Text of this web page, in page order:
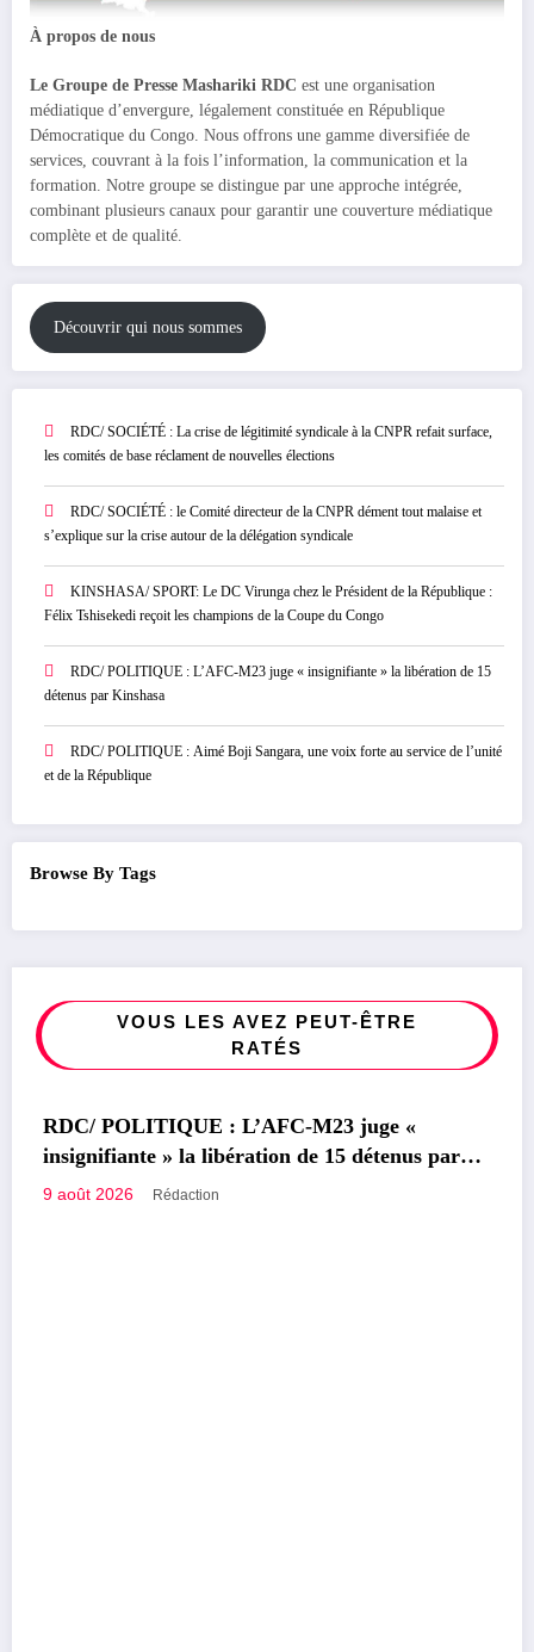
À propos de nous
Le Groupe de Presse Mashariki RDC est une organisation
médiatique d’envergure, légalement constituée en République
Démocratique du Congo. Nous offrons une gamme diversifiée de
services, couvrant à la fois l’information, la communication et la
formation. Notre groupe se distingue par une approche intégrée,
combinant plusieurs canaux pour garantir une couverture médiatique
complète et de qualité.
Découvrir qui nous sommes
RDC/ SOCIÉTÉ : La crise de légitimité syndicale à la CNPR refait surface,
les comités de base réclament de nouvelles élections
RDC/ SOCIÉTÉ : le Comité directeur de la CNPR dément tout malaise et
s’explique sur la crise autour de la délégation syndicale
KINSHASA/ SPORT: Le DC Virunga chez le Président de la République :
Félix Tshisekedi reçoit les champions de la Coupe du Congo
RDC/ POLITIQUE : L’AFC-M23 juge « insignifiante » la libération de 15
détenus par Kinshasa
RDC/ POLITIQUE : Aimé Boji Sangara, une voix forte au service de l’unité
et de la République
Browse By Tags
VOUS LES AVEZ PEUT-ÊTRE
RATÉS
«
par
POLITIQUE
RDC/ POLITIQUE : Aimé Boji
voix forte au service de l’unité et de
République
9 août 2026